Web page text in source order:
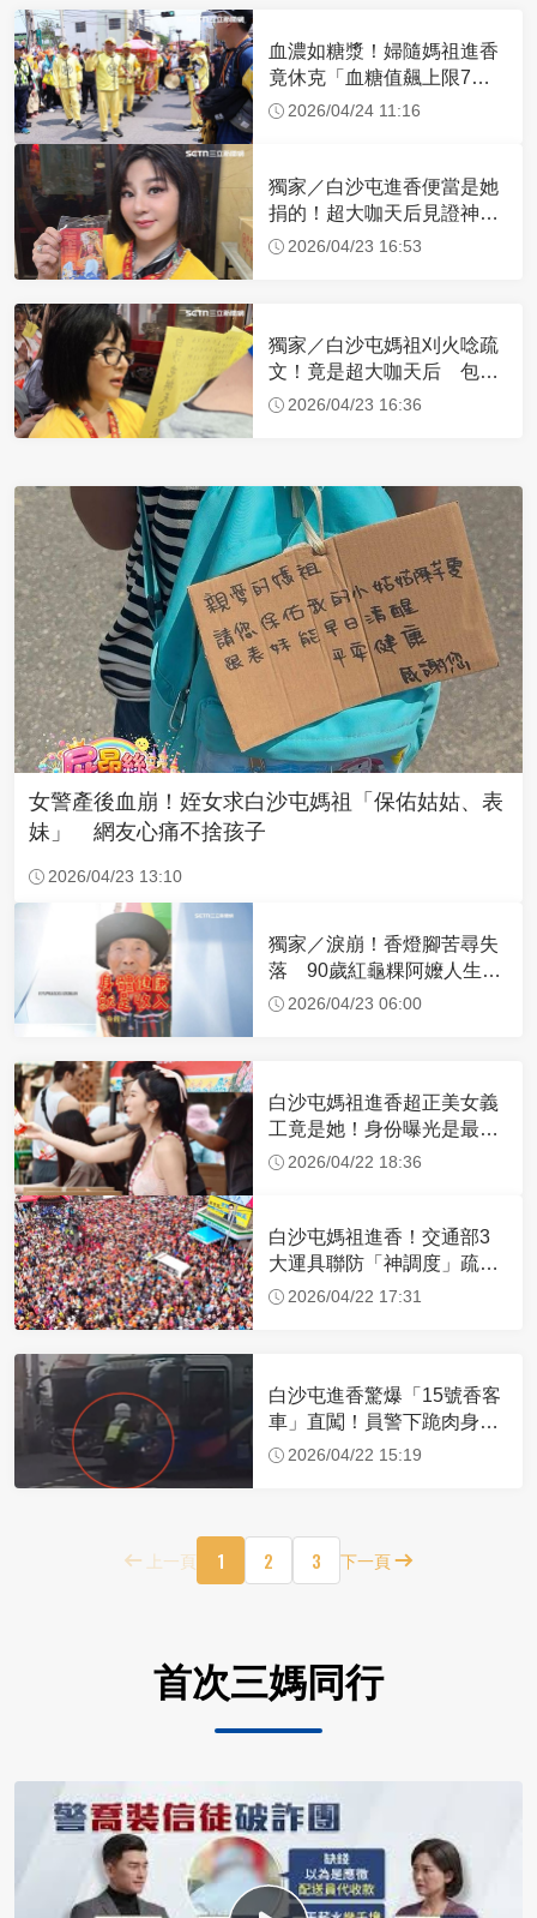
血濃如糖漿！婦隨媽祖進香
竟休克「血糖值飆上限7
倍」 醫曝原因
2026/04/24 11:16
獨家／白沙屯進香便當是她
捐的！超大咖天后見證神
蹟 一靠近媽祖就爆哭
2026/04/23 16:53
獨家／白沙屯媽祖刈火唸疏
文！竟是超大咖天后 包尿
布忍尿5小時不喊累
2026/04/23 16:36
女警產後血崩！姪女求白沙屯媽祖「保佑姑姑、表
妹」 網友心痛不捨孩子
2026/04/23 13:10
獨家／淚崩！香燈腳苦尋失
落 90歲紅龜粿阿嬤人生謝
幕2026/04/23 06:00
白沙屯媽祖進香超正美女義
工竟是她！身份曝光是最美
禮生 一輩子不結婚
2026/04/22 18:36
白沙屯媽祖進香！交通部3
大運具聯防「神調度」疏運
32.1萬創新高
2026/04/22 17:31
白沙屯進香驚爆「15號香客
車」直闖！員警下跪肉身擋
車：讓行人先過
2026/04/22 15:19
上一頁 1 2 3 下一頁
首次三媽同行